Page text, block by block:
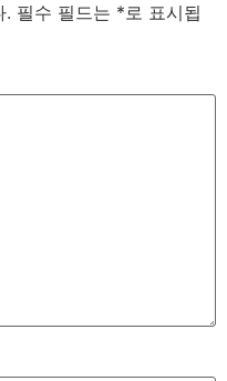
. 필수 필드는 *로 표시됩